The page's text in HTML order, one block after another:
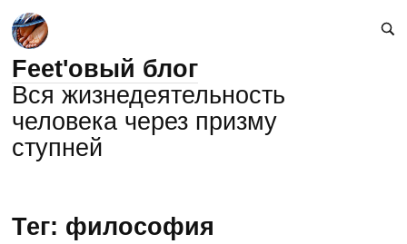
Feet'овый блог
Вся жизнедеятельность
человека через призму
ступней
Тег: философия